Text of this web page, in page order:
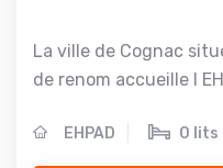
La ville de Cognac
de renom accueille l
EHPAD 0 lits